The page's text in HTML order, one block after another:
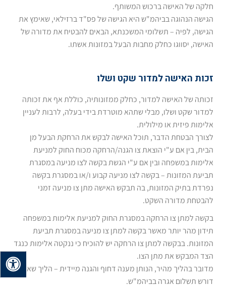
חלקה של האישה ברכוש המשותף.
הגישה הנהוגה בביהמ"ש היא הגישה של פס"ד ברזילאי, שאימץ את
הגישה, לפיה – תשלומי המשכנתא, הבאים להבטיח את מדורה של
האישה, יסווגו כחלק מחבות הבעל במזונות אשתו.
זכות האישה למדור שקט ושלו
זכותה של האישה למדור, כחלק ממזונותיה, כוללת אף את זכותה
למדור שקט ושלו, מבלי שתהא מוטרדת בידי בעלה, לרבות לעניין
אלימות פיזית או מילולית.
לצורך הבטחת הדבר, תוכל האישה לבקש את הרחקת הבעל מן
הבית, בין אם ע"י הוצאת צו הגנה/הרחקה מכוח החוק למניעת
אלימות במשפחה ובין אם ע"י הגשת בקשה לצו מניעה במסגרת
תביעת המזונות – בקשה לצו מניעה קבוע ו/או במסגרת בקשה
נפרדת בתיק המזונות, בה תבקש האישה מתן צו מניעה זמני
להבטחת מדורה השקט.
בקשה למתן צו הרחקה במסגרת החוק למניעת אלימות במשפחה
תידון מהר יותר מאשר בקשה למתן צו מניעה במסגרת תביעת
המזונות. בבקשה למתן צו הרחקה יש להוכיח כי ננקטה אלימות כנגד
הצד המבקש את מתן הצו.
מדובר בהליך מהיר, הנותן מענה דחוף והגנה מיידית – הליך שאינו
דורש תשלום אגרה בביהמ"ש.